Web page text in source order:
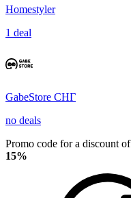
Homestyler
1 deal
GabeStore СНГ
no deals
Promo code for a discount of
15%